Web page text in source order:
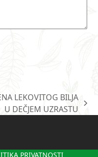
LEKOVITOG BILJA
U DEČJEM UZRASTU
PRIVATNOSTI